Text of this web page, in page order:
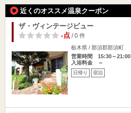
近くのオススメ温泉クーポン
ザ・ヴィンテージビュー
-点/ 0 件
栃木県 / 那須郡那須町
営業時間 15:30～21:00
入浴料金 ～
日帰り 宿泊